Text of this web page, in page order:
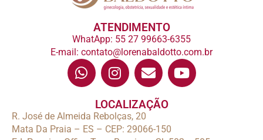
ATENDIMENTO
WhatApp: 55 27 99663-6355
E-mail: contato@lorenabaldotto.com.br
LOCALIZAÇÃO
R. José de Almeida Rebolças, 20
Mata Da Praia – ES – CEP: 29066-150